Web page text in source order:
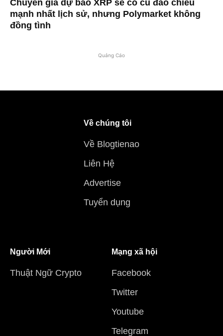
Chuyên gia dự báo XRP sẽ có cú đảo chiều
mạnh nhất lịch sử, nhưng Polymarket không
đồng tình
Quảng Cáo
Về chúng tôi
Về Blogtienao
Liên Hệ
Advertise
Tuyển dụng
Người Mới
Thuật Ngữ Crypto
Mạng xã hội
Facebook
Twitter
Youtube
Telegram